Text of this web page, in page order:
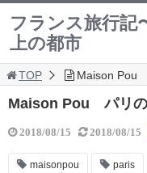
フランス旅行記
上の都市
TOP Maison Pou
Maison Pou パリ
2018/08/15 2018/08/15
maisonpou paris